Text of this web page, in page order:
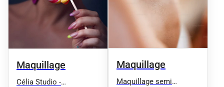
Maquillage
Célia Studio -
Maquillage
Maquillage semi